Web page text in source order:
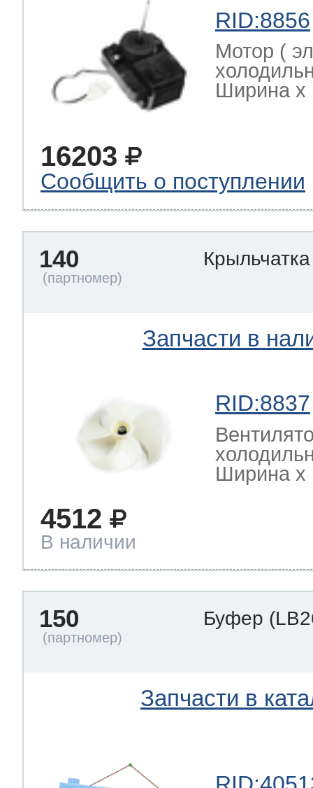
RID:8856
Мотор (
Ширина х
16203
Сообщить о поступлении
140
Запчасти в
RID:8837
Ширина х
4512
В наличии
150 Буфер
Запчасти в